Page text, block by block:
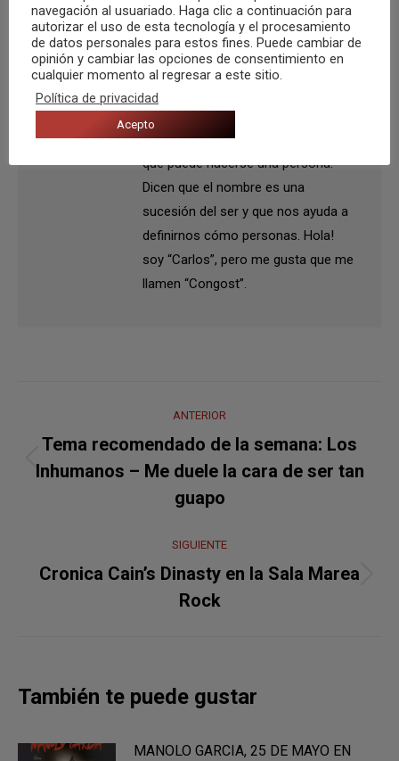
Autor:Carlos Congost
¿Que quién soy yo?” es
probablemente una de las
preguntas más difíciles y profundas
que puede hacerse una persona.
Dicen que el nombre es una
sucesión del ser y que nos ayuda a
definirnos cómo personas. Hola!
soy “Carlos”, pero me gusta que me
llamen “Congost”.
entre
publicaciones
ANTERIOR
Publicación
anterior:
Tema recomendado de la semana: Los
Inhumanos – Me duele la cara de ser tan
guapo
SIGUIENTE
Publicación
siguiente:
Cronica Cain’s Dinasty en la Sala Marea
Rock
También te puede gustar
MANOLO GARCIA, 25 DE MAYO EN
navegación al usuariado. Haga clic a continuación para
autorizar el uso de esta tecnología y el procesamiento
de datos personales para estos fines. Puede cambiar de
opinión y cambiar las opciones de consentimiento en
cualquier momento al regresar a este sitio.
Política de privacidad
Acepto